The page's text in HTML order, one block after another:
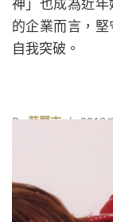
的企業而言，
自我突破。
By華麗志| 2018/